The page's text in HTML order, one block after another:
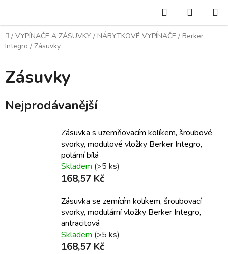
obsah
Hledat
KOŠÍK
Domů
/ VYPÍNAČE A ZÁSUVKY / NÁBYTKOVÉ VYPÍNAČE / Berker
Integro / Zásuvky
Zásuvky
Nejprodávanější
Zásuvka s uzemňovacím kolíkem, šroubové
svorky, modulové vložky Berker Integro,
polární bílá
Skladem (>5 ks)
168,57 Kč
Zásuvka se zemícím kolíkem, šroubovací
svorky, modulární vložky Berker Integro,
antracitová
Skladem (>5 ks)
168,57 Kč